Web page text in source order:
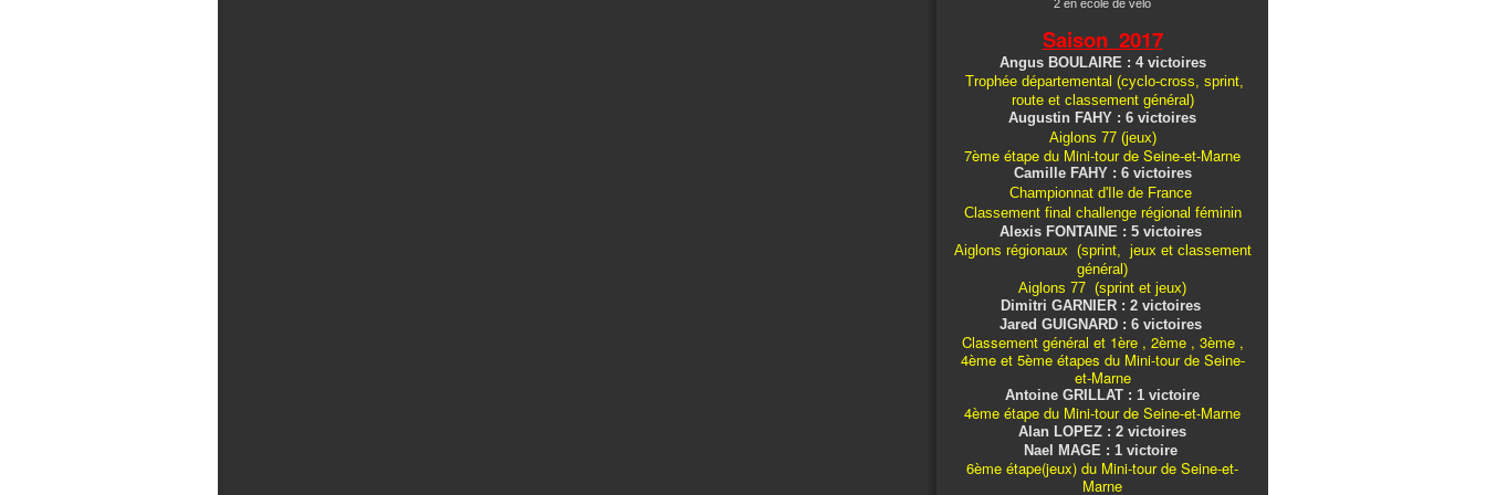
2 en école de vélo
Saison 2017
Angus BOULAIRE : 4 victoires
Trophée départemental (cyclo-cross, sprint,
route et classement général)
Augustin FAHY : 6 victoires
Aiglons 77 (jeux)
7ème étape du Mini-tour de Seine-et-Marne
Camille FAHY : 6 victoires
Championnat d'Ile de France
Classement final challenge régional féminin
Alexis FONTAINE : 5 victoires
Aiglons régionaux (sprint, jeux et classement
général)
Aiglons 77 (sprint et jeux)
Dimitri GARNIER : 2 victoires
Jared GUIGNARD : 6 victoires
Classement général et 1ère , 2ème , 3ème ,
4ème et 5ème étapes du Mini-tour de Seine-
et-Marne
Antoine GRILLAT : 1 victoire
4ème étape du Mini-tour de Seine-et-Marne
Alan LOPEZ : 2 victoires
Nael MAGE : 1 victoire
6ème étape(jeux) du Mini-tour de Seine-et-
Marne